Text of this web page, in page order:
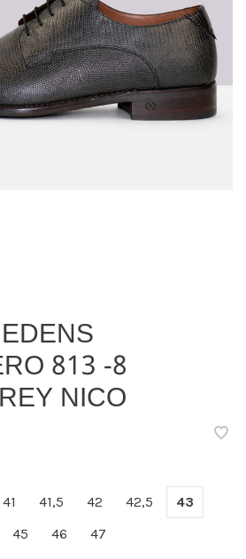
813 -8
NICO
41 41,5 42 42,5
43
45 46 47